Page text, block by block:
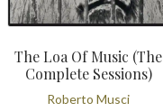
The Loa Of Music (The
Complete Sessions)
Roberto Musci